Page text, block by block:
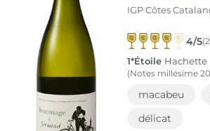
IGP Côtes
4/5
1*Étoile Hachette
(Notes millésime
macabeu
délicat